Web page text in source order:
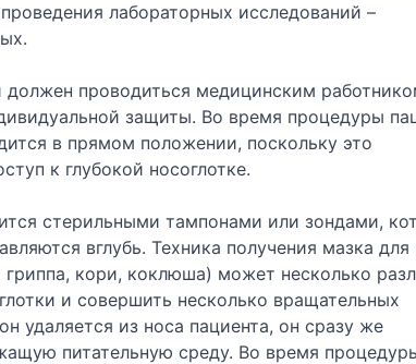
лабораторных исследований –
должен проводиться медицинским
защиты. Во время процедуры
в прямом положении, поскольку это
к глубокой носоглотке.
стерильными тампонами или зондами,
вглубь. Техника получения мазка для
кори, коклюша) может несколько
и совершить несколько вращательных
удаляется из носа пациента, он сразу же
питательную среду. Во время